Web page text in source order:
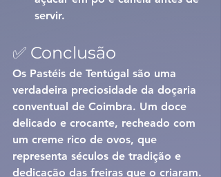
servir.
✅ Conclusão
Os Pastéis de Tentúgal são uma
verdadeira preciosidade da doçaria
conventual de Coimbra. Um doce
delicado e crocante, recheado com
um creme rico de ovos, que
representa séculos de tradição e
dedicação das freiras que o criaram.